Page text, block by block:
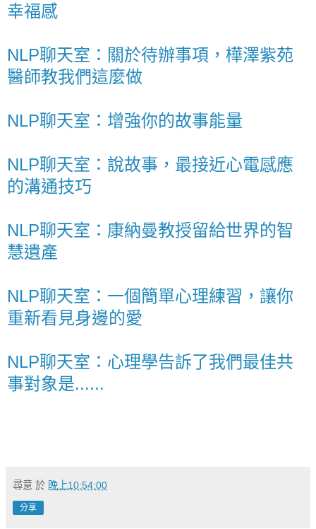
幸福感
NLP聊天室：關於待辦事項，樺澤紫苑
醫師教我們這麼做
NLP聊天室：增強你的故事能量
NLP聊天室：說故事，最接近心電感應
的溝通技巧
NLP聊天室：康納曼教授留給世界的智
慧遺產
NLP聊天室：一個簡單心理練習，讓你
重新看見身邊的愛
NLP聊天室：心理學告訴了我們最佳共
事對象是......
尋意 於 晚上10:54:00
分享